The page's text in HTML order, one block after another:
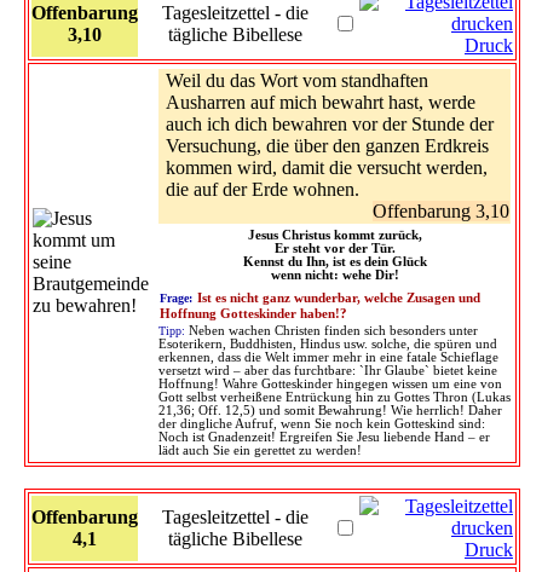
Offenbarung
3,10
Tagesleitzettel - die
tägliche Bibellese
Druck
Weil du das Wort vom standhaften
Ausharren auf mich bewahrt hast, werde
auch ich dich bewahren vor der Stunde der
Versuchung, die über den ganzen Erdkreis
kommen wird, damit die versucht werden,
die auf der Erde wohnen.
Offenbarung 3,10
Jesus Christus kommt zurück,
Er steht vor der Tür.
Kennst du Ihn, ist es dein Glück
wenn nicht: wehe Dir!
Frage: Ist es nicht ganz wunderbar, welche Zusagen und
Hoffnung Gotteskinder haben!?
Tipp: Neben wachen Christen finden sich besonders unter
Esoterikern, Buddhisten, Hindus usw. solche, die spüren und
erkennen, dass die Welt immer mehr in eine fatale Schieflage
versetzt wird – aber das furchtbare: `Ihr Glaube` bietet keine
Hoffnung! Wahre Gotteskinder hingegen wissen um eine von
Gott selbst verheißene Entrückung hin zu Gottes Thron (Lukas
21,36; Off. 12,5) und somit Bewahrung! Wie herrlich! Daher
der dingliche Aufruf, wenn Sie noch kein Gotteskind sind:
Noch ist Gnadenzeit! Ergreifen Sie Jesu liebende Hand – er
lädt auch Sie ein gerettet zu werden!
Offenbarung
4,1
Tagesleitzettel - die
tägliche Bibellese
Druck